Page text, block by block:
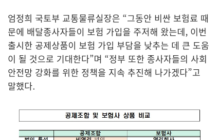
엄정희 국토부 교통물류실장은 “그동안 비싼 보험료 때
문에 배달종사자들이 보험 가입을 주저해 왔는데, 이번
출시한 공제상품이 보험 가입 부담을 낮추는 데 큰 도움
이 될 것으로 기대한다”며 “정부 또한 종사자들의 사회
안전망 강화를 위한 정책을 지속 추진해 나가겠다”고
말했다.